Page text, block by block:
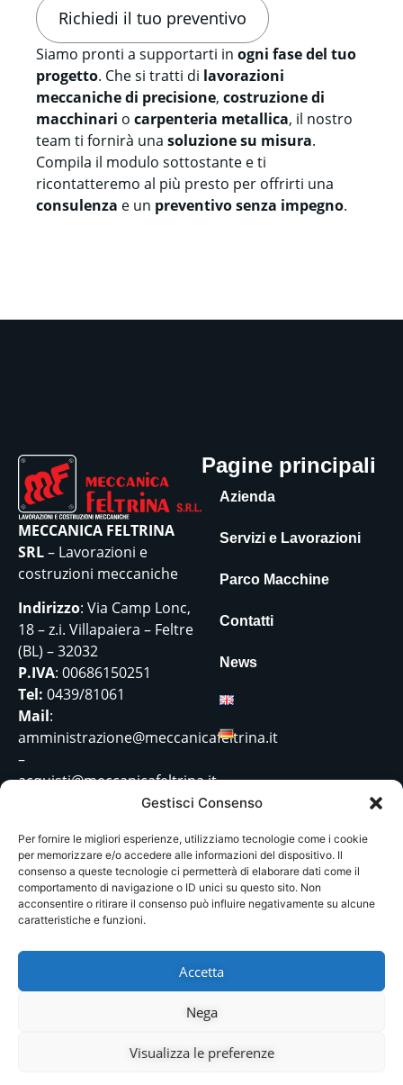
Gestisci Consenso
Per fornire le migliori esperienze, utilizziamo tecnologie come i cookie
per memorizzare e/o accedere alle informazioni del dispositivo. Il
consenso a queste tecnologie ci permetterà di elaborare dati come il
comportamento di navigazione o ID unici su questo sito. Non
acconsentire o ritirare il consenso può influire negativamente su alcune
caratteristiche e funzioni.
Accetta
Nega
Visualizza le preferenze
Richiedi il tuo preventivo
Siamo pronti a supportarti in ogni fase del tuo
progetto. Che si tratti di lavorazioni
meccaniche di precisione, costruzione di
macchinari o carpenteria metallica, il nostro
team ti fornirà una soluzione su misura.
Compila il modulo sottostante e ti
ricontatteremo al più presto per offrirti una
consulenza e un preventivo senza impegno.
MECCANICA FELTRINA
SRL– Lavorazioni e
costruzioni meccaniche
Indirizzo: Via Camp Lonc,
18 – z.i. Villapaiera – Feltre
(BL) – 32032
P.IVA: 00686150251
Tel: 0439/81061
Mail:
amministrazione@meccanicafeltrina.it
–
acquisti@meccanicafeltrina.it
Progetto cod. 7058-0001-
231-2024 Trasformazione
sostenibile e digitale nel
cuore della Meccanica
Feltrina
Pagine principali
Azienda
Servizi e Lavorazioni
Parco Macchine
Contatti
News
Meccanica Feltrina Srl © Tutti i Diritti Riservati |
Privacy Policy | Cookie Policy